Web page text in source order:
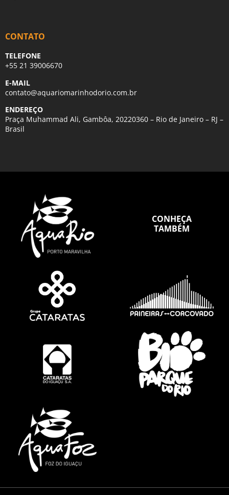
CONTATO
TELEFONE
+55 21 39006670
E-MAIL
contato@aquariomarinhodorio.com.br
ENDEREÇO
Praça Muhammad Ali, Gambôa, 20220360 – Rio de Janeiro – RJ –
Brasil
CONHEÇA
TAMBÉM